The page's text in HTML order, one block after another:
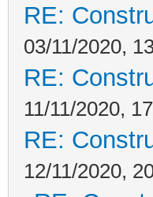
RE:
03/11/2020,
RE:
11/11/2020,
RE:
12/11/2020,